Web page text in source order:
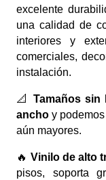
excelente
una calidad de
interiores y
comerciales,
instalación.
📐 Tamaños sin
ancho y
aún mayores.
🔥 Vinilo de alto
pisos, soporta